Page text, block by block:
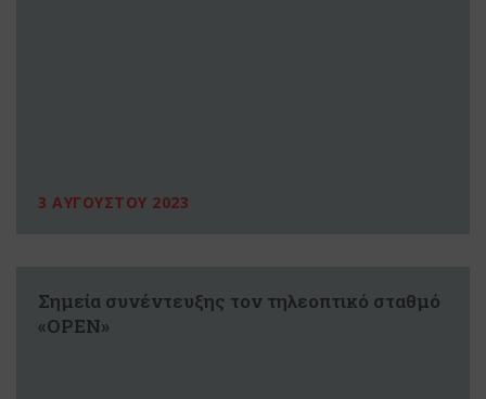
3 ΑΥΓΟΥΣΤΟΥ 2023
Σημεία συνέντευξης τον τηλεοπτικό σταθμό
«OPEN»